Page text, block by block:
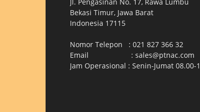
Bekasi Timur, Jawa Barat
Indonesia 17115
Nomor Telepon : 021 827 366 32
Email : sales@ptnac.com
Jam Operasional : Senin-Jumat 08.00-